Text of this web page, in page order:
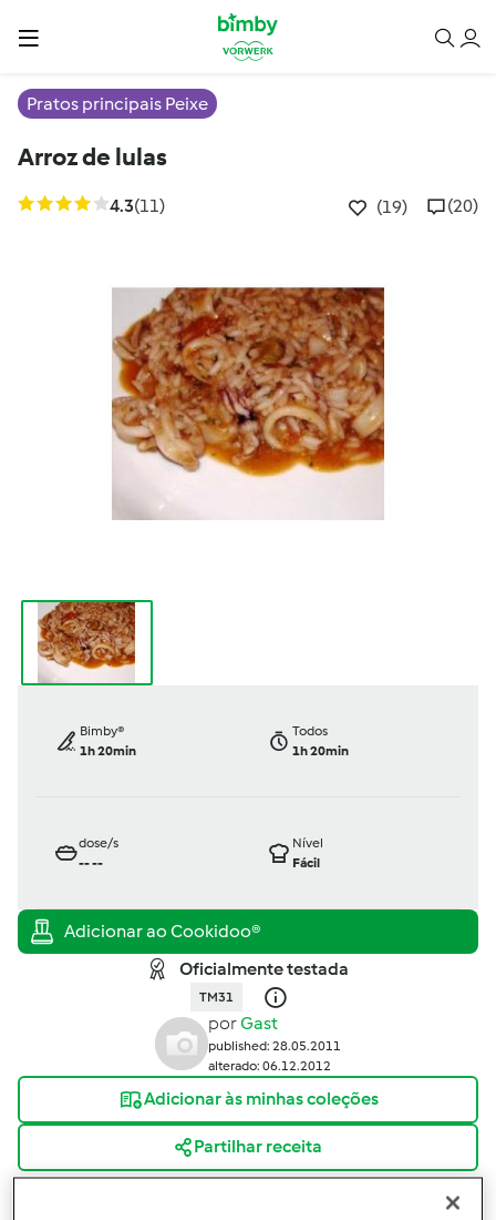
Pratos principais Peixe
Arroz de lulas
4.3(11) (19) (20)
Bimby®
1h 20min
Todos
1h 20min
dose/s
----
Nível
Fácil
Oficialmente testada
TM31
porGast
published: 28.05.2011
alterado: 06.12.2012
Adicionar às minhas coleções
Partilhar receita
Criar uma variante